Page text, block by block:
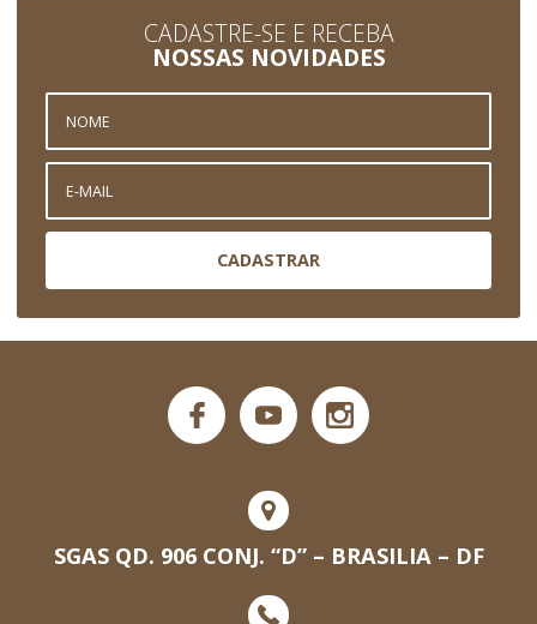
CADASTRE-SE E RECEBA
NOSSAS NOVIDADES
CADASTRAR
SGAS QD. 906 CONJ. “D” – BRASILIA – DF